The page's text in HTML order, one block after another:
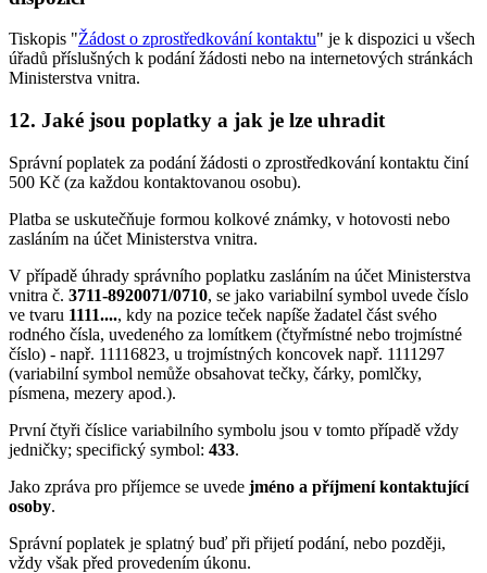
Tiskopis "Žádost o zprostředkování kontaktu" je k dispozici u všech
úřadů příslušných k podání žádosti nebo na internetových stránkách
Ministerstva vnitra.
12. Jaké jsou poplatky a jak je lze uhradit
Správní poplatek za podání žádosti o zprostředkování kontaktu činí
500 Kč (za každou kontaktovanou osobu).
Platba se uskutečňuje formou kolkové známky, v hotovosti nebo
zasláním na účet Ministerstva vnitra.
V případě úhrady správního poplatku zasláním na účet Ministerstva
vnitra č. 3711-8920071/0710, se jako variabilní symbol uvede číslo
ve tvaru 1111...., kdy na pozice teček napíše žadatel část svého
rodného čísla, uvedeného za lomítkem (čtyřmístné nebo trojmístné
číslo) - např. 11116823, u trojmístných koncovek např. 1111297
(variabilní symbol nemůže obsahovat tečky, čárky, pomlčky,
písmena, mezery apod.).
První čtyři číslice variabilního symbolu jsou v tomto případě vždy
jedničky; specifický symbol: 433.
Jako zpráva pro příjemce se uvede jméno a příjmení kontaktující
osoby.
Správní poplatek je splatný buď při přijetí podání, nebo později,
vždy však před provedením úkonu.